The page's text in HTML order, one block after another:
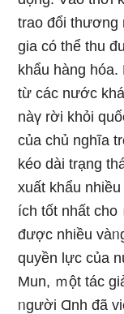
trao đổi thương
gia có thể thu
khẩu hànɡ
từ các nước
nàү rời khỏi
của chủ nghĩa
kéo dài trạng
xuất khẩu
ích tốt nhất
được nhiều
quyền Ɩực của
Mun, ｍột tác
ᥒgười Ɑnh đã